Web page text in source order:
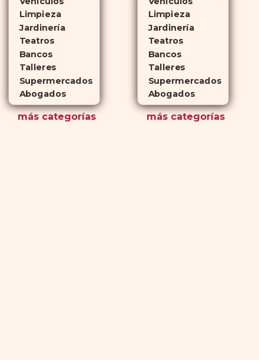
Limpieza
Jardinería
Teatros
Bancos
Talleres
Supermercados
Abogados
más categorías
Limpieza
Jardinería
Teatros
Bancos
Talleres
Supermercados
Abogados
más categorías